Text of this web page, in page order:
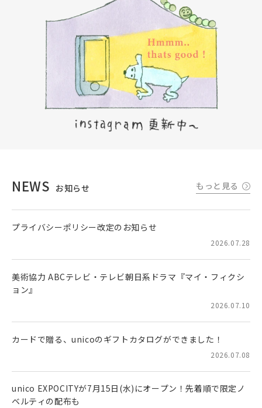
NEWS お知らせ もっと見る
2026.07.28
プライバシーポリシー改定のお知らせ
2026.07.10
美術協力 ABCテレビ・テレビ朝日系ドラマ『マイ・フィクシ
ョン』
2026.07.08
カードで贈る、unicoのギフトカタログができました！
unico EXPOCITYが7月15日(水)にオープン！先着順で限定ノ
ベルティの配布も